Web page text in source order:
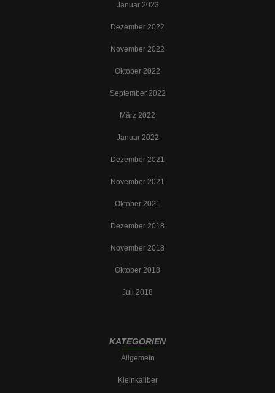
Januar 2023
Dezember 2022
November 2022
Oktober 2022
September 2022
März 2022
Januar 2022
Dezember 2021
November 2021
Oktober 2021
Dezember 2018
November 2018
Oktober 2018
Juli 2018
KATEGORIEN
Allgemein
Kleinkaliber